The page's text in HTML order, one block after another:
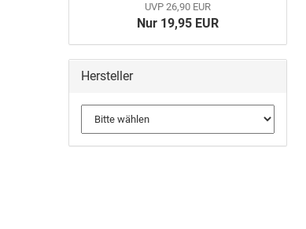
UVP 26,90 EUR
Nur 19,95 EUR
Hersteller